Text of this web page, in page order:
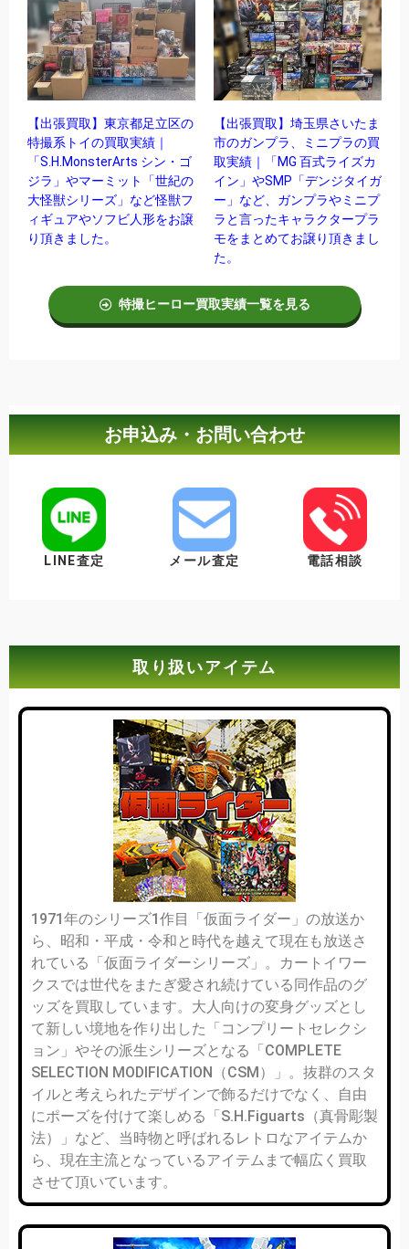
【出張買取】東京都足立区の
特撮系トイの買取実績｜
「S.H.MonsterArts シン・ゴ
ジラ」やマーミット「世紀の
大怪獣シリーズ」など怪獣フ
ィギュアやソフビ人形をお譲
り頂きました。
【出張買取】埼玉県さいたま
市のガンプラ、ミニプラの買
取実績｜「MG 百式ライズカ
イン」やSMP「デンジタイガ
ー」など、ガンプラやミニプ
ラと言ったキャラクタープラ
モをまとめてお譲り頂きまし
た。
特撮ヒーロー買取実績一覧を見る
お申込み・お問い合わせ
LINE査定 メール査定 電話相談
取り扱いアイテム
1971年のシリーズ1作目「仮面ライダー」の放送か
ら、昭和・平成・令和と時代を越えて現在も放送さ
れている「仮面ライダーシリーズ」。カートイワー
クスでは世代をまたぎ愛され続けている同作品のグ
ッズを買取しています。大人向けの変身グッズとし
て新しい境地を作り出した「コンプリートセレクシ
ョン」やその派生シリーズとなる「COMPLETE
SELECTION MODIFICATION（CSM）」。抜群のスタ
イルと考えられたデザインで飾るだけでなく、自由
にポーズを付けて楽しめる「S.H.Figuarts（真骨彫製
法）」など、当時物と呼ばれるレトロなアイテムか
ら、現在主流となっているアイテムまで幅広く買取
させて頂いています。